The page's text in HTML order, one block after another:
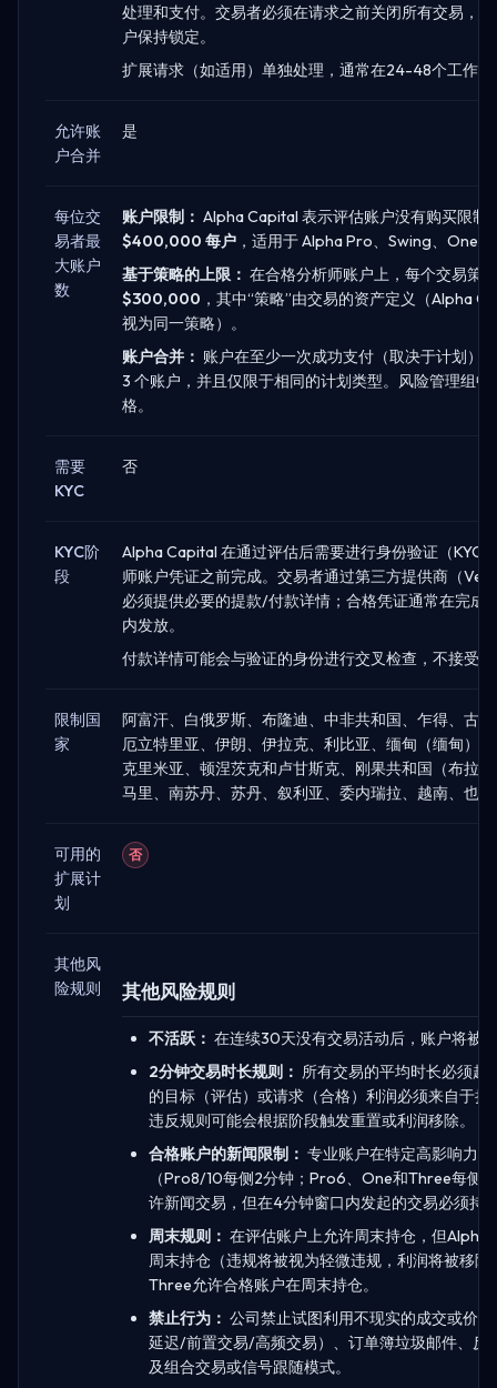
处理和支付。交易者必须在请求之前关闭所有交易，
户保持锁定。
扩展请求（如适用）单独处理，通常在24-48个工作
允许账
户合并
是
每位交
易者最
大账户
数
账户限制： Alpha Capital 表示评估账户没有购买限制
$400,000 每户 ，适用于 Alpha Pro、Swing、One
基于策略的上限： 在合格分析师账户上，每个交易策
$300,000 ，其中“策略”由交易的资产定义（Alpha
视为同一策略）。
账户合并： 账户在至少一次成功支付（取决于计划）
3 个账户，并且仅限于相同的计划类型。风险管理组
格。
需要
KYC
否
KYC阶
段
Alpha Capital 在通过评估后需要进行身份验证（KYC
师账户凭证之前完成。交易者通过第三方提供商（
必须提供必要的提款/付款详情；合格凭证通常在完成
内发放。
付款详情可能会与验证的身份进行交叉检查，不接受
限制国
家
阿富汗、白俄罗斯、布隆迪、中非共和国、乍得、古
厄立特里亚、伊朗、伊拉克、利比亚、缅甸（缅甸）
克里米亚、顿涅茨克和卢甘斯克、刚果共和国（布拉
马里、南苏丹、苏丹、叙利亚、委内瑞拉、越南、也门
可用的
扩展计
划
否
其他风
险规则
其他风险规则
不活跃： 在连续30天没有交易活动后，账户将被
2分钟交易时长规则： 所有交易的平均时长必须超
的目标（评估）或请求（合格）利润必须来自于
违反规则可能会根据阶段触发重置或利润移除。
合格账户的新闻限制： 专业账户在特定高影响力
（Pro8/10每侧2分钟；Pro6、One和Three每侧5
许新闻交易，但在4分钟窗口内发起的交易必须持
周末规则： 在评估账户上允许周末持仓，但Alpha
周末持仓（违规将被视为轻微违规，利润将被移
Three允许合格账户在周末持仓。
禁止行为： 公司禁止试图利用不现实的成交或价
延迟/前置交易/高频交易）、订单簿垃圾邮件、反
及组合交易或信号跟随模式。